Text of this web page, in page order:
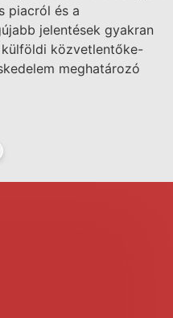
piacról és a
jelentések gyakran
külföldi közvetlentőke-
meghatározó